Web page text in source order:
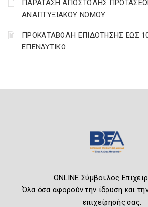
ΠΑΡΑΤΑΣΗ ΑΠΟΣΤΟΛΗΣ
ΑΝΑΠΤΥΞΙΑΚΟΥ ΝΟΜΟΥ
ΠΡΟΚΑΤΑΒΟΛΗ ΕΠΙΔΟΤΗΣΗΣ ΕΩΣ
ΕΠΕΝΔΥΤΙΚΟ
ONLINE Σύμβουλος
Όλα όσα αφορούν την ίδρυση και
επιχείρησής σας.